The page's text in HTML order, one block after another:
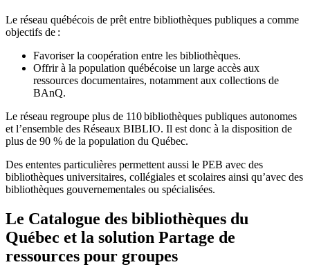
Le réseau québécois de prêt entre bibliothèques publiques a comme
objectifs de :
Favoriser la coopération entre les bibliothèques.
Offrir à la population québécoise un large accès aux
ressources documentaires, notamment aux collections de
BAnQ.
Le réseau regroupe plus de 110bibliothèques publiques autonomes
et l’ensemble des Réseaux BIBLIO. Il est donc à la disposition de
plus de 90 % de la population du Québec.
Des ententes particulières permettent aussi le PEB avec des
bibliothèques universitaires, collégiales et scolaires ainsi qu’avec des
bibliothèques gouvernementales ou spécialisées.
Le Catalogue des bibliothèques du
Québec et la solution Partage de
ressources pour groupes